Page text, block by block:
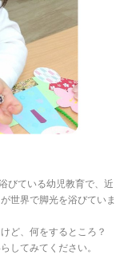
びている幼児教育で、近
世界で脚光を浴びていま
ど、何をするところ？
してみてください。